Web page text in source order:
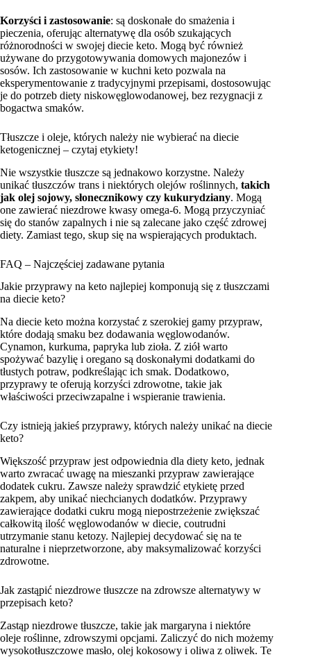
Korzyści i zastosowanie: są doskonałe do smażenia i
pieczenia, oferując alternatywę dla osób szukających
różnorodności w swojej diecie keto. Mogą być również
używane do przygotowywania domowych majonezów i
sosów. Ich zastosowanie w kuchni keto pozwala na
eksperymentowanie z tradycyjnymi przepisami, dostosowując
je do potrzeb diety niskowęglowodanowej, bez rezygnacji z
bogactwa smaków.
Tłuszcze i oleje, których należy nie wybierać na diecie
ketogenicznej – czytaj etykiety!
Nie wszystkie tłuszcze są jednakowo korzystne. Należy
unikać tłuszczów trans i niektórych olejów roślinnych, takich
jak olej sojowy, słonecznikowy czy kukurydziany. Mogą
one zawierać niezdrowe kwasy omega-6. Mogą przyczyniać
się do stanów zapalnych i nie są zalecane jako część zdrowej
diety. Zamiast tego, skup się na wspierających produktach.
FAQ – Najczęściej zadawane pytania
Jakie przyprawy na keto najlepiej komponują się z tłuszczami
na diecie keto?
Na diecie keto można korzystać z szerokiej gamy przypraw,
które dodają smaku bez dodawania węglowodanów.
Cynamon, kurkuma, papryka lub zioła. Z ziół warto
spożywać bazylię i oregano są doskonałymi dodatkami do
tłustych potraw, podkreślając ich smak. Dodatkowo,
przyprawy te oferują korzyści zdrowotne, takie jak
właściwości przeciwzapalne i wspieranie trawienia.
Czy istnieją jakieś przyprawy, których należy unikać na diecie
keto?
Większość przypraw jest odpowiednia dla diety keto, jednak
warto zwracać uwagę na mieszanki przypraw zawierające
dodatek cukru. Zawsze należy sprawdzić etykietę przed
zakpem, aby unikać niechcianych dodatków. Przyprawy
zawierające dodatki cukru mogą niepostrzeżenie zwiększać
całkowitą ilość węglowodanów w diecie, coutrudni
utrzymanie stanu ketozy. Najlepiej decydować się na te
naturalne i nieprzetworzone, aby maksymalizować korzyści
zdrowotne.
Jak zastąpić niezdrowe tłuszcze na zdrowsze alternatywy w
przepisach keto?
Zastąp niezdrowe tłuszcze, takie jak margaryna i niektóre
oleje roślinne, zdrowszymi opcjami. Zaliczyć do nich możemy
wysokotłuszczowe masło, olej kokosowy i oliwa z oliwek. Te